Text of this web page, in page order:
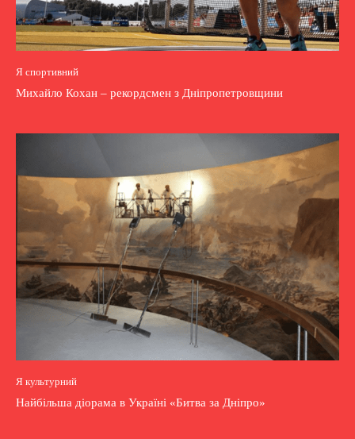
Я спортивний
Михайло Кохан – рекордсмен з Дніпропетровщини
Я культурний
Найбільша діорама в Україні «Битва за Дніпро»